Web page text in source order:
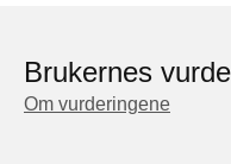
Brukernes
Om vurderingene